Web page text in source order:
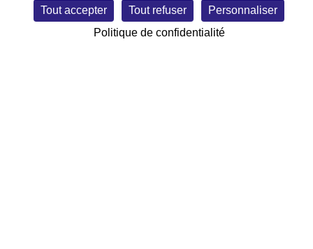
LA ROCHE-SUR-YON
Parc expo Les Oudairies
7 et 8 février 2026
Tout accepter Tout refuser
Personnaliser
Politique de confidentialité